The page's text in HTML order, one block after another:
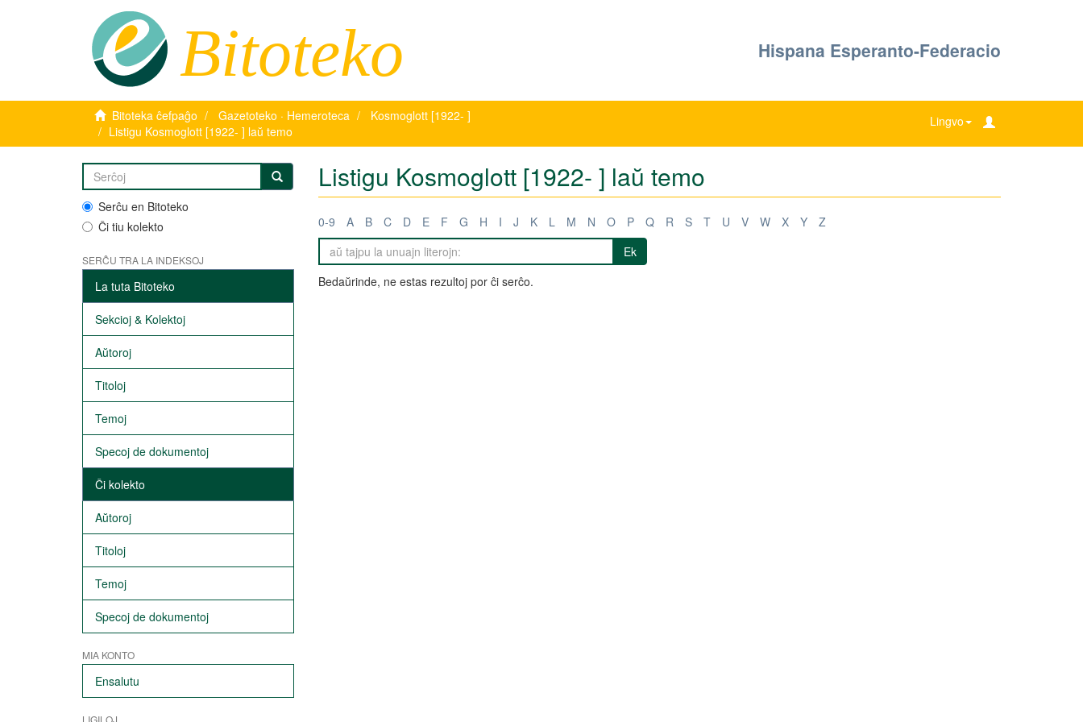
Bitoteko Hispana Esperanto-Federacio
Bitoteka ĉefpaĝo Gazetoteko · Hemeroteca
Kosmoglott [1922- ]
Listigu Kosmoglott [1922- ] laŭ temo
Lingvo
Serĉu en Bitoteko
Ĉi tiu kolekto
SERĈU TRA LA INDEKSOJ
La tuta Bitoteko
Sekcioj & Kolektoj
Aŭtoroj
Titoloj
Temoj
Specoj de dokumentoj
Ĉi kolekto
Aŭtoroj
Titoloj
Temoj
Specoj de dokumentoj
MIA KONTO
Ensalutu
LIGILOJ
Listigu Kosmoglott [1922- ] laŭ temo
0-9 A B C D E F G H I J K L M N O P Q R S T U V W X Y
Z
Ek
Bedaŭrinde, ne estas rezultoj por ĉi serĉo.